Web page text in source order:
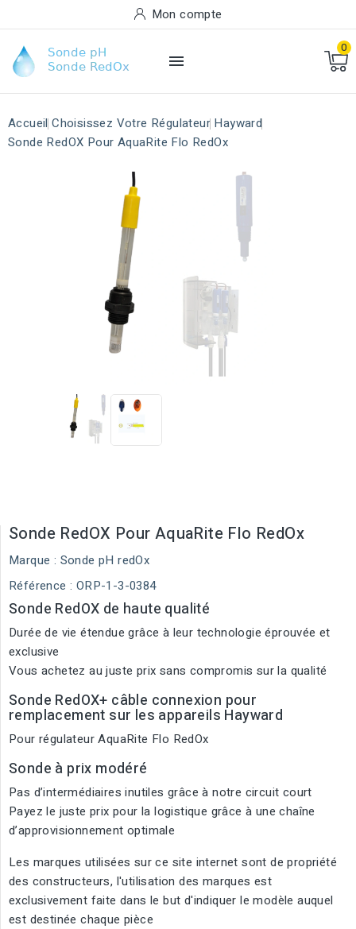
Mon compte

0
Accueil Choisissez Votre Régulateur Hayward
Sonde RedOX Pour AquaRite Flo RedOx
Sonde RedOX Pour AquaRite Flo RedOx
Marque : Sonde pH redOx
Référence : ORP-1-3-0384
Sonde RedOX de haute qualité
Durée de vie étendue grâce à leur technologie éprouvée et
exclusive
Vous achetez au juste prix sans compromis sur la qualité
Sonde RedOX+ câble connexion pour
remplacement sur les appareils Hayward
Pour régulateur AquaRite Flo RedOx
Sonde à prix modéré
Pas d’intermédiaires inutiles grâce à notre circuit court
Payez le juste prix pour la logistique grâce à une chaîne
d’approvisionnement optimale
Les marques utilisées sur ce site internet sont de propriété
des constructeurs, l'utilisation des marques est
exclusivement faite dans le but d'indiquer le modèle auquel
est destinée chaque pièce